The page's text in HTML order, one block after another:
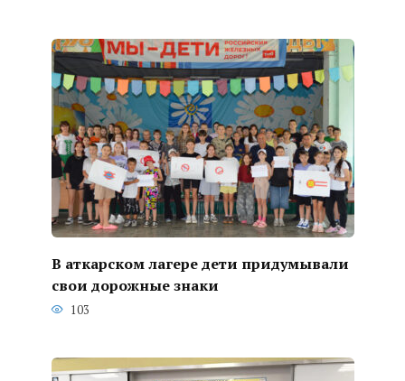
В аткарском лагере дети придумывали
свои дорожные знаки
103